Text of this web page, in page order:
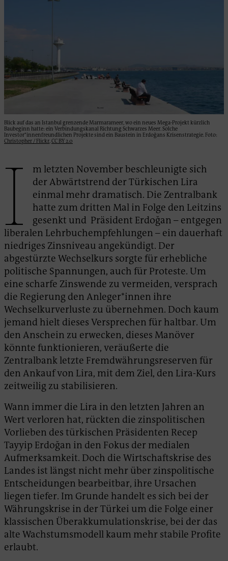
Blick auf das an Istanbul grenzende Marmarameer, wo ein neues Mega-Projekt kürzlich
Baubeginn hatte: ein Verbindungskanal Richtung Schwarzes Meer. Solche
Investor*innenfreundlichen Projekte sind ein Baustein in Erdoğans Krisenstrategie. Foto:
Christopher / Flickr,CC BY 2.0
I
m letzten November beschleunigte sich
der Abwärtstrend der Türkischen Lira
einmal mehr dramatisch. Die Zentralbank
hatte zum dritten Mal in Folge den Leitzins
gesenkt und Präsident Erdoğan – entgegen
liberalen Lehrbuchempfehlungen – ein dauerhaft
niedriges Zinsniveau angekündigt. Der
abgestürzte Wechselkurs sorgte für erhebliche
politische Spannungen, auch für Proteste. Um
eine scharfe Zinswende zu vermeiden, versprach
die Regierung den Anleger*innen ihre
Wechselkurverluste zu übernehmen. Doch kaum
jemand hielt dieses Versprechen für haltbar. Um
den Anschein zu erwecken, dieses Manöver
könnte funktionieren, veräußerte die
Zentralbank letzte Fremdwährungsreserven für
den Ankauf von Lira, mit dem Ziel, den Lira-Kurs
zeitweilig zu stabilisieren.
Wann immer die Lira in den letzten Jahren an
Wert verloren hat, rückten die zinspolitischen
Vorlieben des türkischen Präsidenten Recep
Tayyip Erdoğan in den Fokus der medialen
Aufmerksamkeit. Doch die Wirtschaftskrise des
Landes ist längst nicht mehr über zinspolitische
Entscheidungen bearbeitbar, ihre Ursachen
liegen tiefer. Im Grunde handelt es sich bei der
Währungskrise in der Türkei um die Folge einer
klassischen Überakkumulationskrise, bei der das
alte Wachstumsmodell kaum mehr stabile Profite
erlaubt.